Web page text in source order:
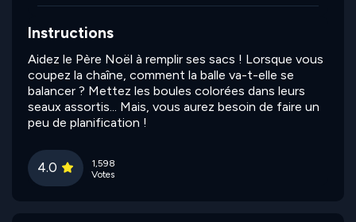
Instructions
Aidez le Père Noël à remplir ses sacs ! Lorsque vous
coupez la chaîne, comment la balle va-t-elle se
balancer ? Mettez les boules colorées dans leurs
seaux assortis... Mais, vous aurez besoin de faire un
peu de planification !
4.0
1,598
Votes